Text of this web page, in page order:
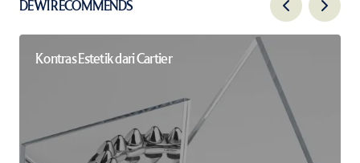
DEWI RECOMMENDS
Kontras Estetik dari Cartier